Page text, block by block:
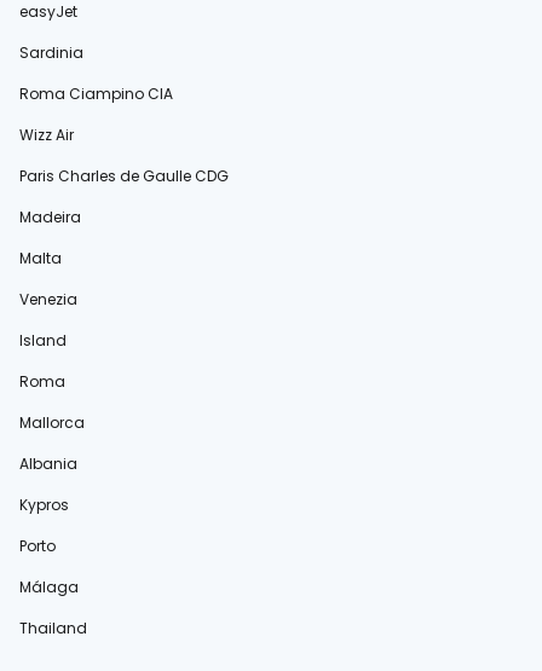
easyJet
Sardinia
Roma Ciampino CIA
Wizz Air
Paris Charles de Gaulle CDG
Madeira
Malta
Venezia
Island
Roma
Mallorca
Albania
Kypros
Porto
Málaga
Thailand